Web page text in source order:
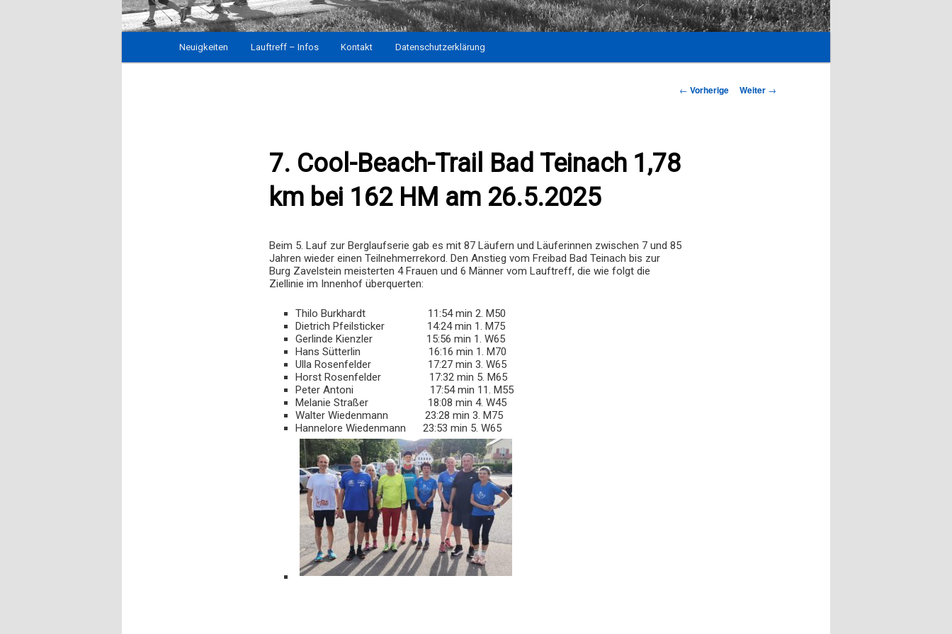
Zum
Neuigkeiten Lauftreff – Infos Kontakt Datenschutzerklärung
Beitrags-
← Vorherige Weiter →
7. Cool-Beach-Trail Bad Teinach 1,78
km bei 162 HM am 26.5.2025
Beim 5. Lauf zur Berglaufserie gab es mit 87 Läufern und Läuferinnen zwischen 7 und 85
Jahren wieder einen Teilnehmerrekord. Den Anstieg vom Freibad Bad Teinach bis zur
Burg Zavelstein meisterten 4 Frauen und 6 Männer vom Lauftreff, die wie folgt die
Ziellinie im Innenhof überquerten:
Thilo Burkhardt 11:54 min 2. M50
Dietrich Pfeilsticker 14:24 min 1. M75
Gerlinde Kienzler 15:56 min 1. W65
Hans Sütterlin 16:16 min 1. M70
Ulla Rosenfelder 17:27 min 3. W65
Horst Rosenfelder 17:32 min 5. M65
Peter Antoni 17:54 min 11. M55
Melanie Straßer 18:08 min 4. W45
Walter Wiedenmann 23:28 min 3. M75
Hannelore Wiedenmann 23:53 min 5. W65